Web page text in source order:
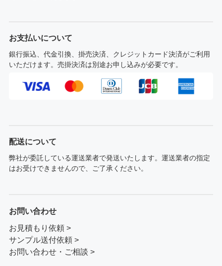
お支払いについて
銀行振込、代金引換、掛売決済、クレジットカード決済がご利用
いただけます。売掛決済は別途お申し込みが必要です。
配送について
弊社が委託している運送業者で発送いたします。運送業者の指定
はお受けできませんので、ご了承ください。
お問い合わせ
お見積もり依頼 >
サンプル送付依頼 >
お問い合わせ・ご相談 >